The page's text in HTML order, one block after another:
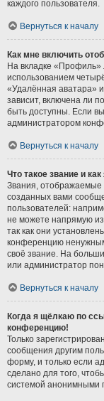
каждого пользователя.
Вернуться к началу
Как мне включить
На вкладке «Профиль»
использованием
«Удалённая аватара»
зависит, включена ли
быть доступны. Если
администратором
Вернуться к началу
Что такое звание и
Звания,
созданных вами
пользователей:
не можете напрямую
так как они
конференцию
своё звание. На
или администратор
Вернуться к началу
Когда я щёлкаю по
конференцию!
Только
сообщения другим
форму, и только если
сделано для того,
системой анонимными